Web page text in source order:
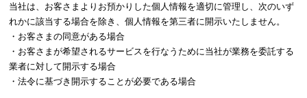
当社は、お客さまよりお預かりした個人情報を適切に管理し、次のいず
れかに該当する場合を除き、個人情報を第三者に開示いたしません。
・お客さまの同意がある場合
・お客さまが希望されるサービスを行なうために当社が業務を委託する
業者に対して開示する場合
・法令に基づき開示することが必要である場合